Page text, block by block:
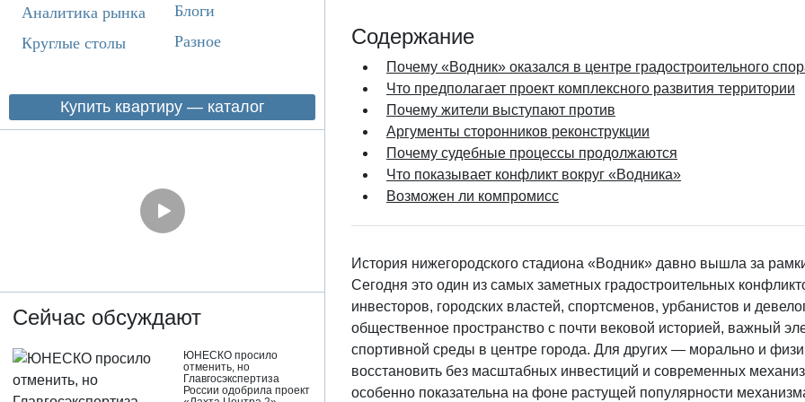
Аналитика рынка
Круглые столы
Блоги
Разное
Купить квартиру — каталог
Сейчас обсуждают
ЮНЕСКО просило
отменить, но
Главгосэкспертиза
России одобрила проект
Содержание
Почему «Водник» оказался в центре градостроительного
Что предполагает проект комплексного развития территории
Почему жители выступают против
Аргументы сторонников реконструкции
Почему судебные процессы продолжаются
Что показывает конфликт вокруг «Водника»
Возможен ли компромисс
История нижегородского стадиона «Водник» давно вышла за
Сегодня это один из самых заметных градостроительных
инвесторов, городских властей, спортсменов, урбанистов и
общественное пространство с почти вековой историей, важный
спортивной среды в центре города. Для других — морально и
восстановить без масштабных инвестиций и современных
особенно показательна на фоне растущей популярности